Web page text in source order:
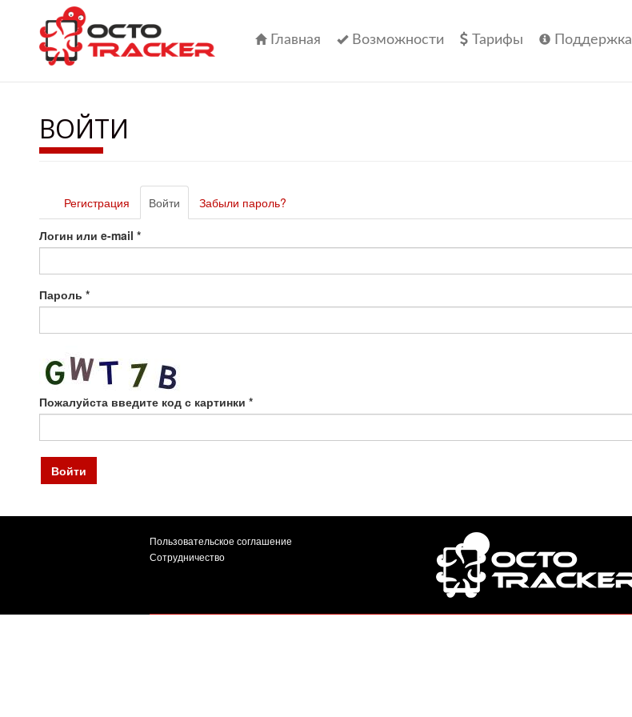
основному
содержанию
Главная Возможности Тарифы Поддержка
ВОЙТИ
Главные
вкладки
Регистрация Войти (активная
вкладка)
Забыли пароль?
Логин или e-mail *
Пароль *
Пожалуйста введите код с картинки *
Войти
Пользовательское соглашение
Сотрудничество